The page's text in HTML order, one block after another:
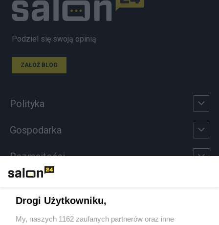
Podziel się swoją opinią
ZAŁÓŻ BLOG
Polityka
Gospodarka
Rozmaitości
Sport
Drogi Użytkowniku,
My, naszych 1162 zaufanych partnerów oraz inne